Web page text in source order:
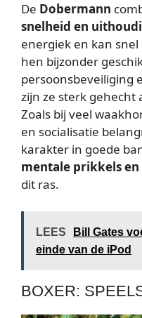
De Dobermann
snelheid en
energiek en kan
hen bijzonder
persoonsbeveiliging
zijn ze sterk gehecht
Zoals bij veel
en socialisatie
karakter in goede
mentale prikkels
dit ras.
LEES
Bill Gates
einde van de iPod
BOXER: